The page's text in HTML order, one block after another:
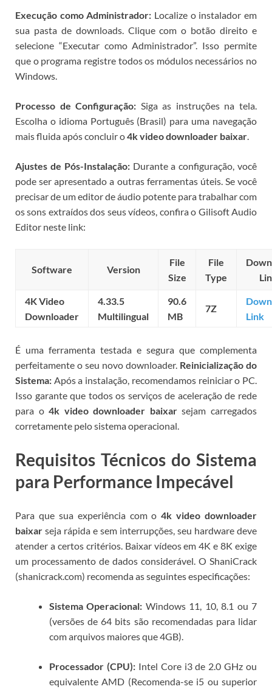
Execução como Administrador: Localize o instalador em
sua pasta de downloads. Clique com o botão direito e
selecione “Executar como Administrador”. Isso permite
que o programa registre todos os módulos necessários no
Windows.
Processo de Configuração: Siga as instruções na tela.
Escolha o idioma Português (Brasil) para uma navegação
mais fluida após concluir o4k video downloader baixar.
Ajustes de Pós-Instalação:Durante a configuração, você
pode ser apresentado a outras ferramentas úteis. Se você
precisar de um editor de áudio potente para trabalhar com
os sons extraídos dos seus vídeos, confira o Gilisoft Audio
Editor neste link:
Software Version
File
Size
File
Type
4K Video
Downloader
4.33.5
Multilingual
90.6
MB
7Z
Link
É uma ferramenta testada e segura que complementa
perfeitamente o seu novo downloader. Reinicialização do
Sistema: Após a instalação, recomendamos reiniciar o PC.
Isso garante que todos os serviços de aceleração de rede
para o4k video downloader baixarsejam carregados
corretamente pelo sistema operacional.
Requisitos Técnicos do Sistema
para Performance Impecável
Para que sua experiência com o4k video downloader
baixar seja rápida e sem interrupções, seu hardware deve
atender a certos critérios. Baixar vídeos em 4K e 8K exige
um processamento de dados considerável. O ShaniCrack
(shanicrack.com) recomenda as seguintes especificações:
Sistema Operacional: Windows 11, 10, 8.1 ou 7
(versões de 64 bits são recomendadas para lidar
com arquivos maiores que 4GB).
Processador (CPU):Intel Core i3 de 2.0 GHz ou
equivalente AMD (Recomenda-se i5 ou superior